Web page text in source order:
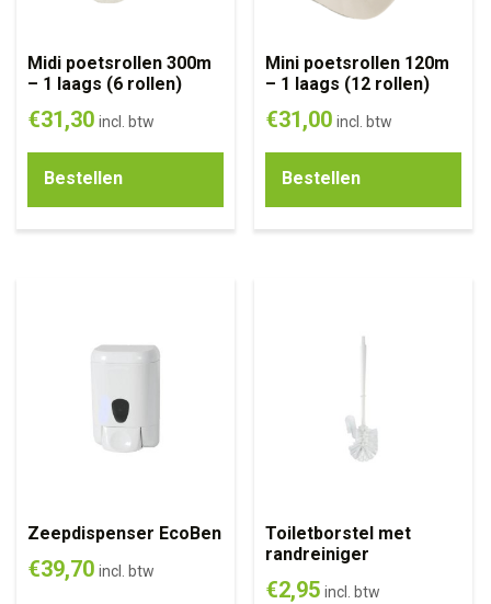
Midi poetsrollen 300m
– 1 laags (6 rollen)
€31,30 incl. btw
Bestellen
Mini poetsrollen 120m
– 1 laags (12 rollen)
€31,00 incl. btw
Bestellen
Zeepdispenser EcoBen
€39,70 incl. btw
Toiletborstel met
randreiniger
€2,95 incl. btw